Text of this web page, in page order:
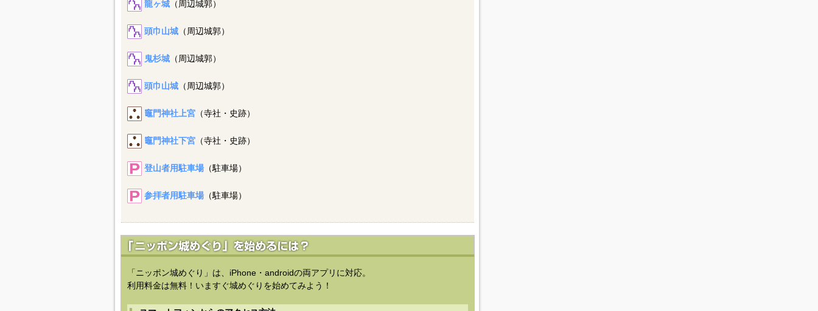
龍ヶ城（周辺城郭）
頭巾山城（周辺城郭）
鬼杉城（周辺城郭）
頭巾山城（周辺城郭）
竈門神社上宮（寺社・史跡）
竈門神社下宮（寺社・史跡）
登山者用駐車場（駐車場）
参拝者用駐車場（駐車場）
「ニッポン城めぐり」は、iPhone・androidの両アプリに対応。
利用料金は無料！いますぐ城めぐりを始めてみよう！